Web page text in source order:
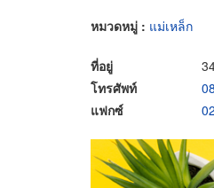
หมวดหมู่ : แม่เหล็ก
ที่อยู่
โทรศัพท์
แฟกซ์